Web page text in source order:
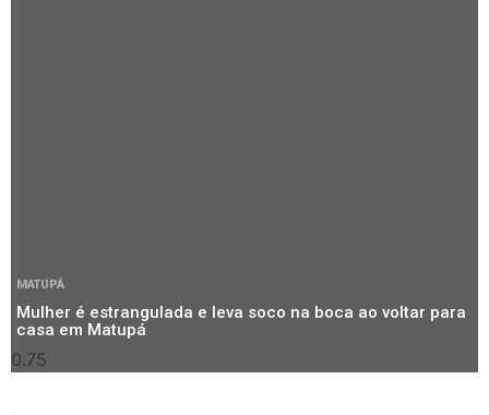
MATUPÁ
Mulher é estrangulada e leva soco na boca ao voltar para
casa em Matupá